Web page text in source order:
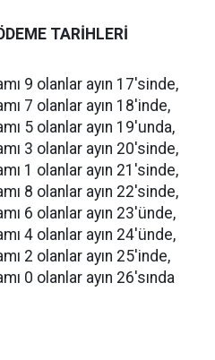
TARİHLERİ
9 olanlar ayın 17'sinde,
7 olanlar ayın 18'inde,
5 olanlar ayın 19'unda,
3 olanlar ayın 20'sinde,
1 olanlar ayın 21'sinde,
8 olanlar ayın 22'sinde,
6 olanlar ayın 23'ünde,
4 olanlar ayın 24'ünde,
2 olanlar ayın 25'inde,
0 olanlar ayın 26'sında